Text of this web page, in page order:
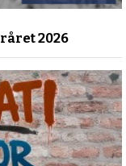
2026